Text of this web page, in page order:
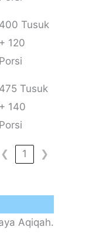
400 Tusuk
+ 120
Porsi
475 Tusuk
+ 140
Porsi
❮ 1 ❯
Aqiqah.